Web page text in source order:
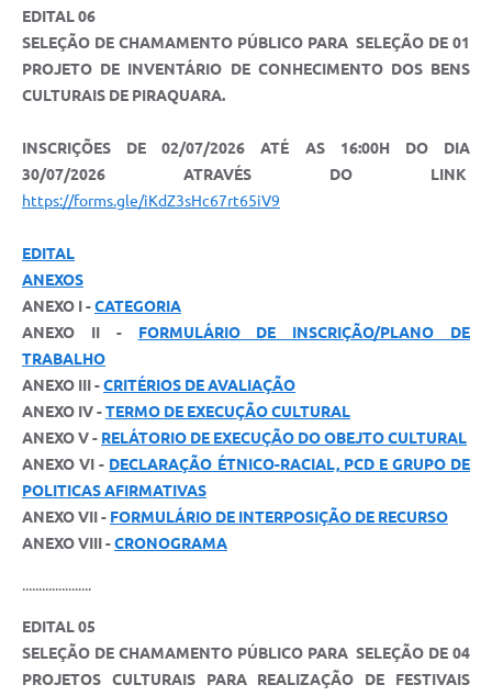
EDITAL 06
SELEÇÃO DE CHAMAMENTO PÚBLICO PARA SELEÇÃO DE 01
PROJETO DE INVENTÁRIO DE CONHECIMENTO DOS BENS
CULTURAIS DE PIRAQUARA.
INSCRIÇÕES DE 02/07/2026 ATÉ AS 16:00H DO DIA
30/07/2026 ATRAVÉS DO LINK
https://forms.gle/iKdZ3sHc67rt65iV9
EDITAL
ANEXOS
ANEXO I -CATEGORIA
ANEXO II - FORMULÁRIO DE INSCRIÇÃO/PLANO DE
TRABALHO
ANEXO III -CRITÉRIOS DE AVALIAÇÃO
ANEXO IV -TERMO DE EXECUÇÃO CULTURAL
ANEXO V - RELÁTORIO DE EXECUÇÃO DO OBEJTO CULTURAL
ANEXO VI - DECLARAÇÃO ÉTNICO-RACIAL, PCD E GRUPO DE
POLITICAS AFIRMATIVAS
ANEXO VII - FORMULÁRIO DE INTERPOSIÇÃO DE RECURSO
ANEXO VIII -CRONOGRAMA
.....................
EDITAL 05
SELEÇÃO DE CHAMAMENTO PÚBLICO PARA SELEÇÃO DE 04
PROJETOS CULTURAIS PARA REALIZAÇÃO DE FESTIVAIS